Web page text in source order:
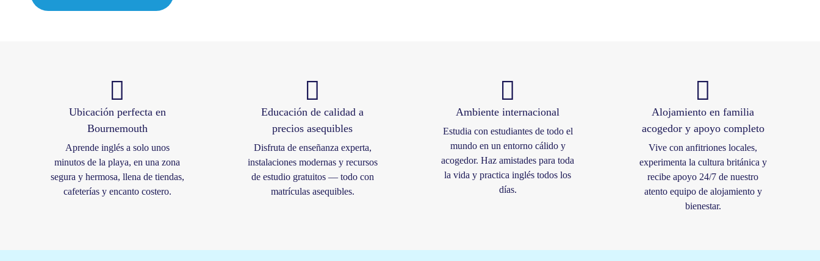
Ubicación perfecta en
Bournemouth
Aprende inglés a solo unos
minutos de la playa, en una zona
segura y hermosa, llena de tiendas,
cafeterías y encanto costero.
Educación de calidad a
precios asequibles
Disfruta de enseñanza experta,
instalaciones modernas y recursos
de estudio gratuitos — todo con
matrículas asequibles.
Ambiente internacional
Estudia con estudiantes de todo el
mundo en un entorno cálido y
acogedor. Haz amistades para toda
la vida y practica inglés todos los
días.
Alojamiento en familia
acogedor y apoyo completo
Vive con anfitriones locales,
experimenta la cultura británica y
recibe apoyo 24/7 de nuestro
atento equipo de alojamiento y
bienestar.